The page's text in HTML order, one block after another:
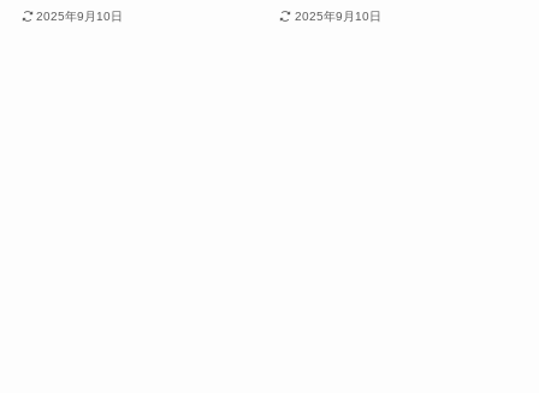
2025年9月10日 2025年9月10日